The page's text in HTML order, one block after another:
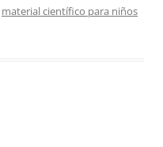
material científico para niños